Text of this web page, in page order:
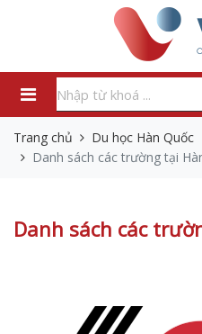
Trang chủ
Du học Hàn Quốc
Danh sách các trường tại
Danh sách các